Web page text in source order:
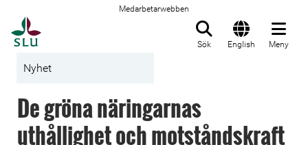
Medarbetarwebben
Sök English Meny
Nyhet
De gröna näringarnas
uthållighet och motståndskraft